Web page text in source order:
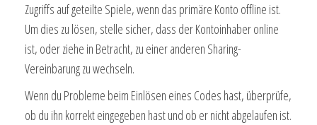
Zugriffs auf geteilte Spiele, wenn das primäre Konto offline ist.
Um dies zu lösen, stelle sicher, dass der Kontoinhaber online
ist, oder ziehe in Betracht, zu einer anderen Sharing-
Vereinbarung zu wechseln.
Wenn du Probleme beim Einlösen eines Codes hast, überprüfe,
ob du ihn korrekt eingegeben hast und ob er nicht abgelaufen ist.